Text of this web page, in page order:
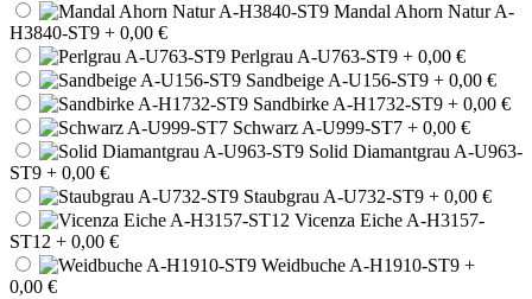
Mandal Ahorn Natur A-
H3840-ST9 + 0,00 €
Perlgrau A-U763-ST9 + 0,00 €
Sandbeige A-U156-ST9 + 0,00 €
Sandbirke A-H1732-ST9 + 0,00 €
Schwarz A-U999-ST7 + 0,00 €
Solid Diamantgrau A-U963-
ST9 + 0,00 €
Staubgrau A-U732-ST9 + 0,00 €
Vicenza Eiche A-H3157-
ST12 + 0,00 €
Weidbuche A-H1910-ST9 +
0,00 €